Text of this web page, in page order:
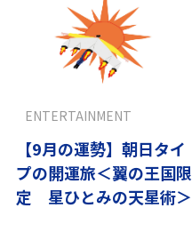
【9月の運勢】朝日タイ
プの開運旅＜翼の王国限
定 星ひとみの天星術＞
ENTERTAINMENT